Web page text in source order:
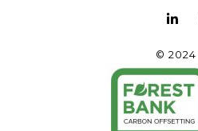
© 2024